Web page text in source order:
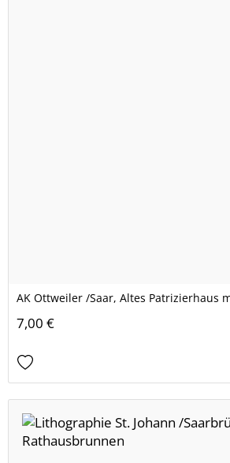
AK Ottweiler /Saar, Altes Patrizierhaus
7,00 €